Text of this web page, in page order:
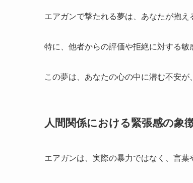
エアガンで撃たれる夢は、あなたが抱え
特に、他者からの評価や拒絶に対する敏
この夢は、あなたの心の中に潜む不安が
人間関係における緊張感の象
エアガンは、実際の暴力ではなく、言葉